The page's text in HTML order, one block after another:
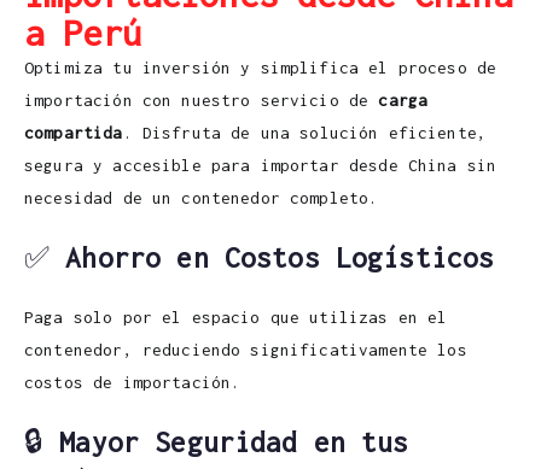
a Perú
Optimiza tu inversión y simplifica el proceso de
importación con nuestro servicio decarga
compartida . Disfruta de una solución eficiente,
segura y accesible para importar desde China sin
necesidad de un contenedor completo.
✅Ahorro en Costos Logísticos
Paga solo por el espacio que utilizas en el
contenedor, reduciendo significativamente los
costos de importación.
🔒 Mayor Seguridad en tus